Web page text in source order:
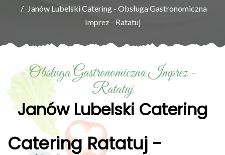
Janów Lubelski Catering - Obsługa Gastronomiczna
Imprez - Ratatuj
Obsługa Gastronomiczna Imprez -
Ratatuj
Janów Lubelski Catering
Catering Ratatuj -